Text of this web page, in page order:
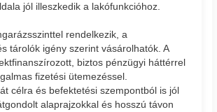
jól illeszkedik a lakófunkcióhoz.
rendelkezik, a
tárolók igény szerint vásárolhatók. A
biztos pénzügyi háttérrel
fizetési ütemezéssel.
célra és befektetési szempontból is jól
alaprajzokkal és hosszú távon